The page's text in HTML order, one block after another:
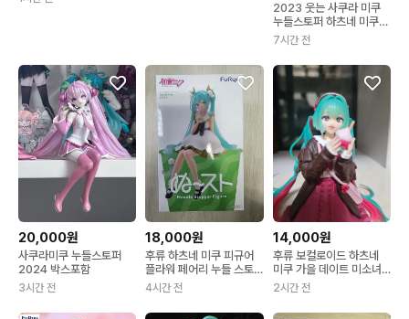
2023 웃는 사쿠라 미쿠
누들스토퍼 하츠네 미쿠
피규어
7시간 전
20,000원
사쿠라미쿠 누들스토퍼
2024 박스포함
3시간 전
18,000원
후류 하츠네 미쿠 피규어
플라워 페어리 누들 스토
퍼
4시간 전
14,000원
후류 보컬로이드 하츠네
미쿠 가을 데이트 미소녀
누들스토퍼 핑크 컬러
2시간 전